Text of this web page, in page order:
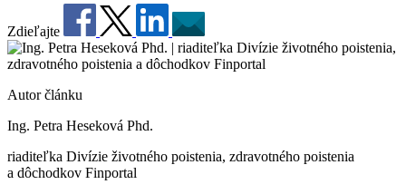
Zdieľajte
Autor článku
Ing. Petra Heseková Phd.
riaditeľka Divízie životného poistenia, zdravotného poistenia
a dôchodkov Finportal